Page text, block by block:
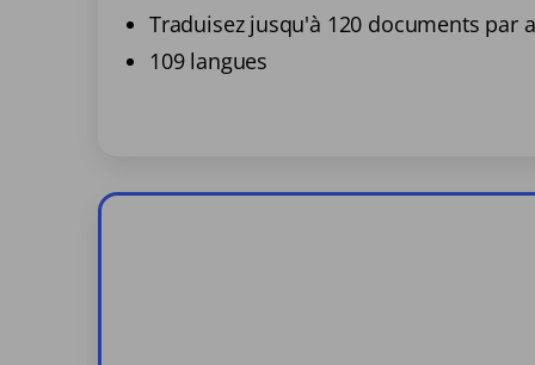
Traduisez jusqu'à 120 documents par
109 langues